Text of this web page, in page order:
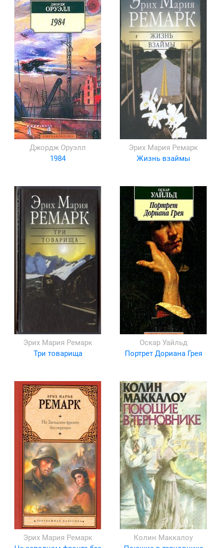
Джордж Оруэлл
1984
Эрих Мария Ремарк
Жизнь взаймы
Эрих Мария Ремарк
Три товарища
Оскар Уайльд
Портрет Дориана Грея
Эрих Мария Ремарк
Колин Маккалоу